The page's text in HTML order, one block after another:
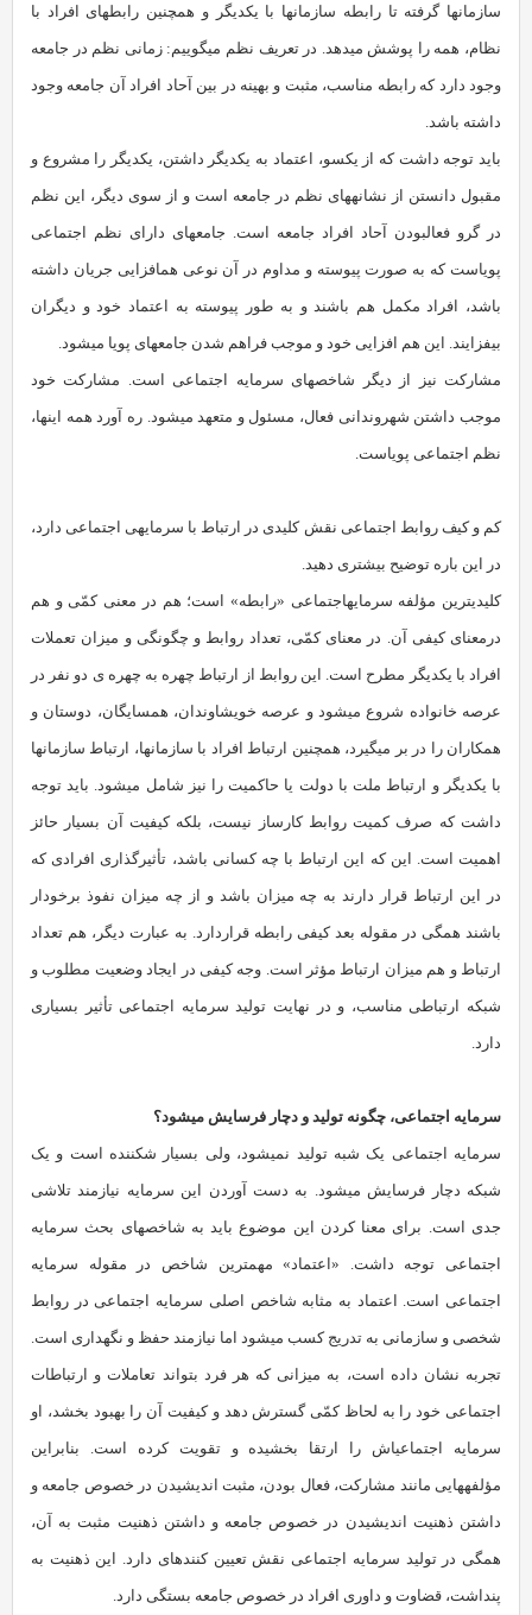
سازمان‏ها گرفته تا رابطه‏ سازمان‏ها با یکدیگر و هم‏چنین رابطه‏ای افراد با
نظام، همه را پوشش می‏دهد. در تعریف نظم می‏گوییم: زمانی نظم در جامعه
وجود دارد که رابطه‏ مناسب، مثبت و بهینه در بین آحاد افراد آن جامعه وجود
داشته باشد.
باید توجه داشت که از یک‏سو، اعتماد به یکدیگر داشتن، یکدیگر را مشروع و
مقبول دانستن از نشانه‏های نظم در جامعه است و از سوی دیگر، این نظم
در گرو فعال‏بودن آحاد افراد جامعه است. جامعه‏ای دارای نظم اجتماعی
پویاست که به صورت پیوسته و مداوم در آن نوعی هم‏افزایی جریان داشته
باشد، افراد مکمل هم باشند و به طور پیوسته به اعتماد خود و دیگران
بیفزایند. این هم افزایی خود و موجب فراهم شدن جامعه‏ای پویا می‏شود.
مشارکت نیز از دیگر شاخص‏‏های سرمایه‏ اجتماعی است. مشارکت خود
موجب داشتن شهروندانی فعال، مسئول و متعهد می‏شود. ره آورد همه این‏ها،
نظم اجتماعی پویاست.
کم و کیف روابط اجتماعی نقش کلیدی در ارتباط با سرمایه‏ی اجتماعی دارد،
در این باره توضیح بیشتری دهید.
کلیدی‏ترین مؤلفه‏ سرمایه‏اجتماعی «رابطه» است؛ هم در معنی کمّی و هم
درمعنای کیفی آن. در معنای کمّی، تعداد روابط و چگونگی و میزان تعملات
افراد با یکدیگر مطرح است. این روابط از ارتباط چهره به چهره ی دو نفر در
عرصه خانواده شروع می‏شود و عرصه خویشاوندان، همسایگان، دوستان و
همکاران را در بر می‏گیرد، هم‏چنین ارتباط افراد با سازمان‏ها، ارتباط سازمان‏ها
با یکدیگر و ارتباط ملت با دولت یا حاکمیت را نیز شامل می‏شود. باید توجه
داشت که صرف کمیت روابط کارساز نیست، بلکه کیفیت آن بسیار حائز
اهمیت است. این که این ارتباط با چه کسانی باشد، تأثیرگذاری افرادی که
در این ارتباط قرار دارند به چه میزان باشد و از چه میزان نفوذ برخودار
باشند همگی در مقوله‏ بعد کیفی رابطه قراردارد. به عبارت دیگر، هم تعداد
ارتباط و هم میزان ارتباط مؤثر است. وجه کیفی در ایجاد وضعیت مطلوب و
شبکه‏ ارتباطی مناسب، و در نهایت تولید سرمایه‏ اجتماعی تأثیر بسیاری
دارد.
سرمایه‏ اجتماعی، چگونه تولید و دچار فرسایش می‏شود؟
سرمایه اجتماعی یک شبه تولید نمی‏شود، ولی بسیار شکننده است و یک
‏شبکه دچار فرسایش می‏شود. به دست آوردن این سرمایه نیازمند تلاشی
جدی است. برای معنا کردن این موضوع باید به شاخص‏های بحث سرمایه‏
اجتماعی توجه داشت. «اعتماد» مهم‏ترین شاخص در مقوله‏ سرمایه‏
اجتماعی است. اعتماد به مثابه‏ شاخص اصلی سرمایه‏ اجتماعی در روابط
شخصی و سازمانی به تدریج کسب می‏شود اما نیازمند حفظ و نگه‏داری است.
تجربه نشان داده است، به میزانی که هر فرد بتواند تعاملات و ارتباطات
اجتماعی خود را به لحاظ کمّی گسترش دهد و کیفیت آن را بهبود بخشد، او
سرمایه‏ اجتماعی‏اش را ارتقا بخشیده و تقویت کرده است. بنابراین
مؤلفه‏هایی مانند مشارکت، فعال بودن، مثبت اندیشیدن در خصوص جامعه و
داشتن ذهنیت اندیشیدن در خصوص جامعه و داشتن ذهنیت مثبت به آن،
همگی در تولید سرمایه‏ اجتماعی نقش تعیین کننده‏ای دارد. این ذهنیت به
پنداشت، قضاوت و داوری افراد در خصوص جامعه بستگی دارد.